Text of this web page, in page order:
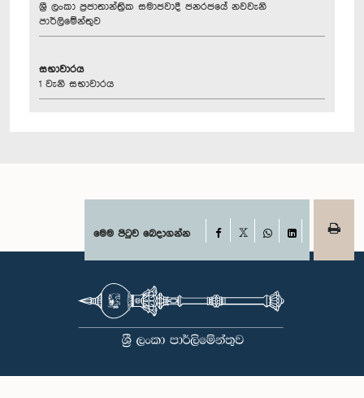
ශ්‍රී ලංකා ප්‍රජාතාන්ත්‍රික සමාජවාදී ජනරජයේ නවවැනි
පාර්ලිමේන්තුව
සභාවාරය
1 වැනි සභාවාරය
මෙම පිටුව බෙදාගන්න Facebook
WhatsAppLinkedIn